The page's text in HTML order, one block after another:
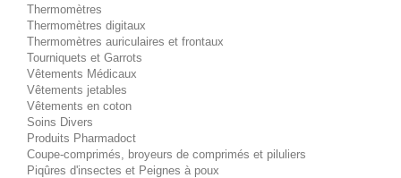
Thermomètres
Thermomètres digitaux
Thermomètres auriculaires et frontaux
Tourniquets et Garrots
Vêtements Médicaux
Vêtements jetables
Vêtements en coton
Soins Divers
Produits Pharmadoct
Coupe-comprimés, broyeurs de comprimés et piluliers
Piqûres d'insectes et Peignes à poux